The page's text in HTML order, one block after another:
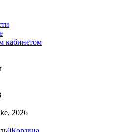
кабинетом
2026
0Корзина